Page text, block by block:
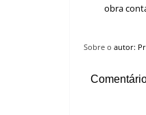
obra
Sobre o autor: